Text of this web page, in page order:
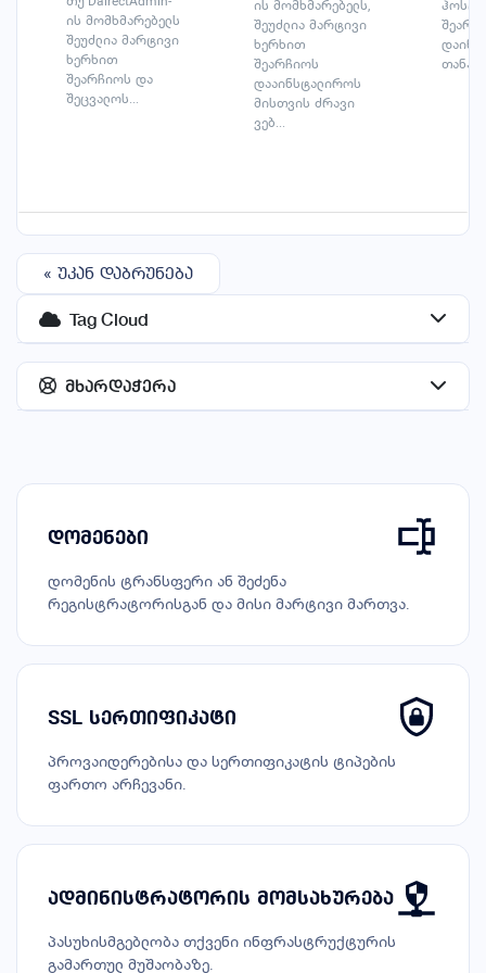
ის მომხმარებელს
შეუძლია მარტივი
ხერხით
შეარჩიოს და
შეცვალოს...
ის მომხმარებელს,
შეუძლია მარტივი
ხერხით
შეარჩიოს
დააინსტალიროს
მისთვის ძრავი
ვებ...
« უკან დაბრუნება
Tag Cloud
მხარდაჭერა
დომენები
დომენის ტრანსფერი ან შეძენა
რეგისტრატორისგან და მისი მარტივი მართვა.
SSL სერთიფიკატი
პროვაიდერებისა და სერთიფიკატის ტიპების
ფართო არჩევანი.
ადმინისტრატორის მომსახურება
პასუხისმგებლობა თქვენი ინფრასტრუქტურის
გამართულ მუშაობაზე.